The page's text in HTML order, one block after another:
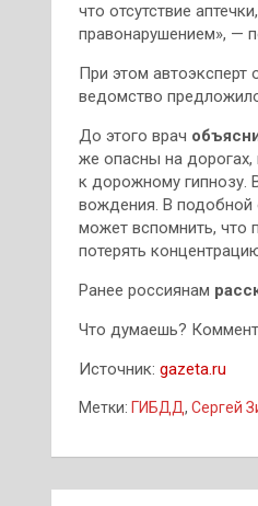
что отсутствие
правонарушением», —
При этом автоэксперт
ведомство
До этого врач
же опасны на дорогах,
к дорожному гипнозу.
вождения. В подобной
может вспомнить, что
потерять
Ранее россиянам
Что думаешь?
Источник: gazeta.ru
Метки: ГИБДД , Сергей